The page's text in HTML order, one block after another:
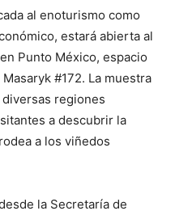
al enoturismo como
estará abierta al
Punto México, espacio
#172. La muestra
regiones
a descubrir la
a los viñedos
la Secretaría de